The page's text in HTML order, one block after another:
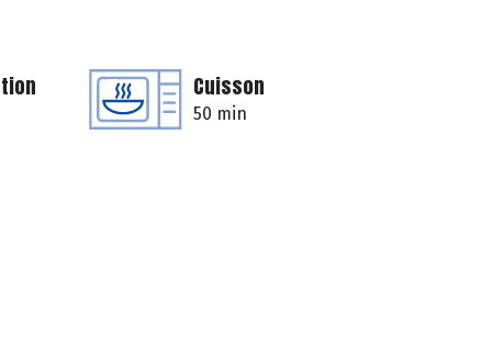
Cuisson
50 min